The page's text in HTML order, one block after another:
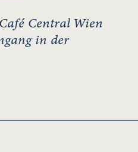
Central Wien
in der